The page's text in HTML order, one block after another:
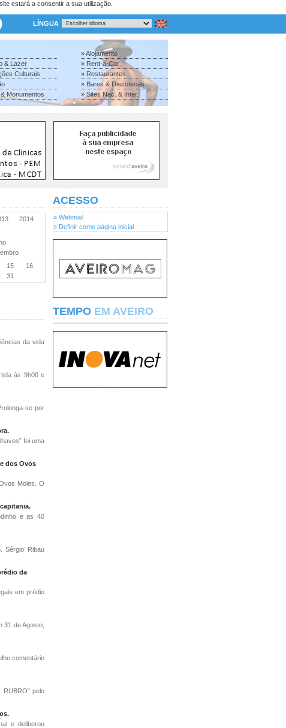
estará a consentir a sua utilização.
LÍNGUA
& Lazer
Culturais
Monumentos
» Alojamento
» Rent-a-Car
» Restaurantes
» Bares & Discotecas
» Sites Nac. & Inter.
2014
15
16
31
da vida
às 9h00 e
se por
foi uma
dos Ovos
Moles. O
e as 40
Sérgio Ribau
da
em prédio
de Agosto,
comentário
RUBRO” pelo
e deliberou
ACESSO
» Webmail
» Definir como página inicial
TEMPO EM AVEIRO